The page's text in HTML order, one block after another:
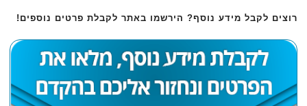
רוצים לקבל מידע נוסף? הירשמו באתר לקבלת פרטים נוספים!‏